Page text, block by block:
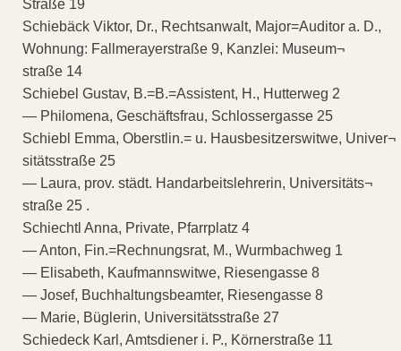
Straße 19
Schiebäck Viktor, Dr., Rechtsanwalt, Major=Auditor a. D.,
Wohnung: Fallmerayerstraße 9, Kanzlei: Museum¬
straße 14
Schiebel Gustav, B.=B.=Assistent, H., Hutterweg 2
— Philomena, Geschäftsfrau, Schlossergasse 25
Schiebl Emma, Oberstlin.= u. Hausbesitzerswitwe, Univer¬
sitätsstraße 25
— Laura, prov. städt. Handarbeitslehrerin, Universitäts¬
straße 25 .
Schiechtl Anna, Private, Pfarrplatz 4
— Anton, Fin.=Rechnungsrat, M., Wurmbachweg 1
— Elisabeth, Kaufmannswitwe, Riesengasse 8
— Josef, Buchhaltungsbeamter, Riesengasse 8
— Marie, Büglerin, Universitätsstraße 27
Schiedeck Karl, Amtsdiener i. P., Körnerstraße 11